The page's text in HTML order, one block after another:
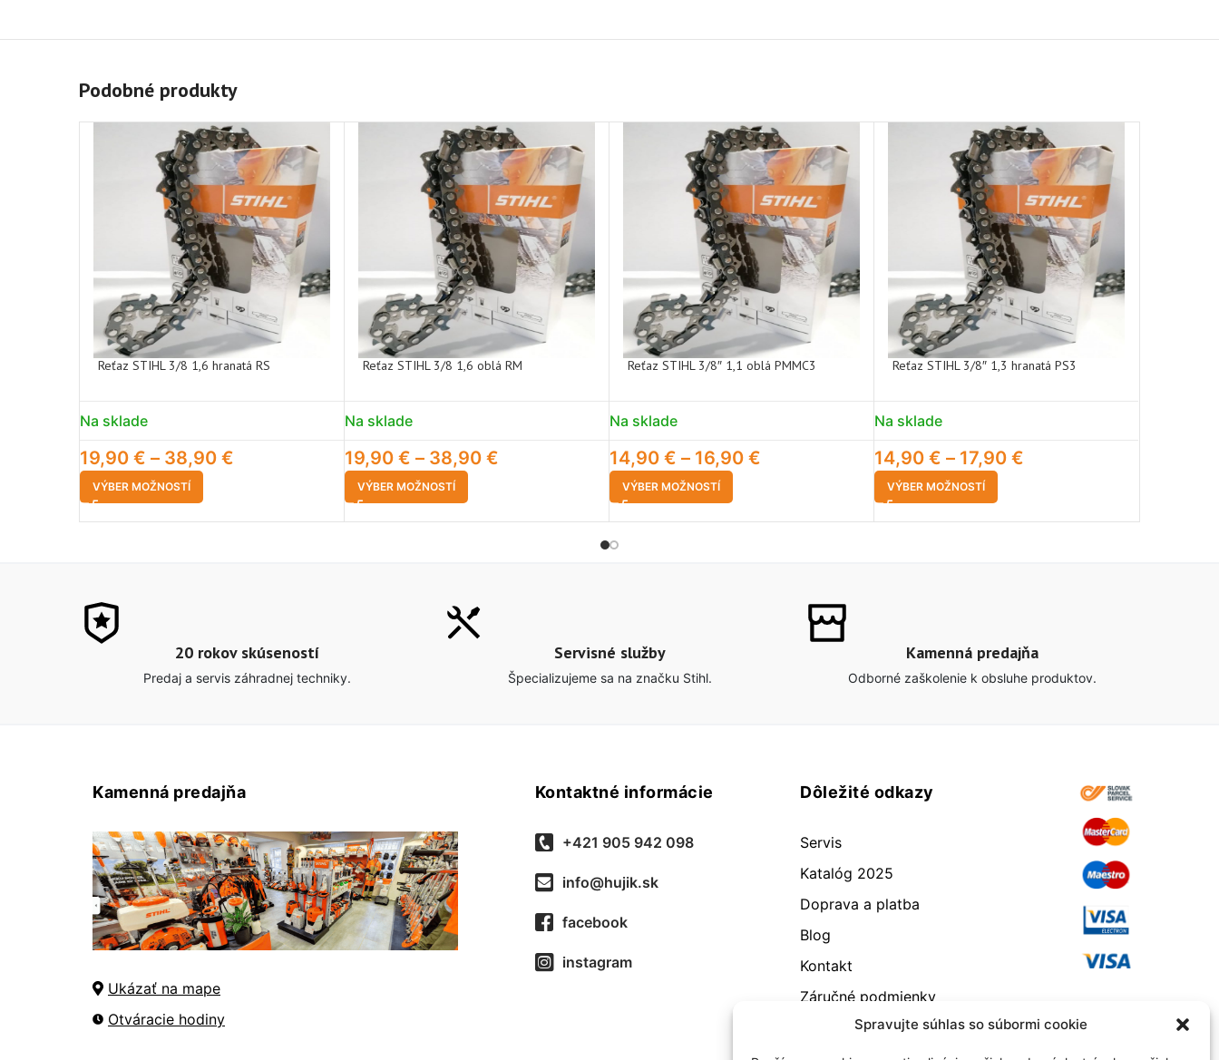
Spravujte súhlas so súbormi cookie
Podobné produkty
Reťaz STIHL 3/8 1,6 hranatá RS
Na sklade
19,90 € – 38,90 €
VÝBER MOŽNOSTÍ
Reťaz STIHL 3/8 1,6 oblá RM
Na sklade
19,90 € – 38,90 €
VÝBER MOŽNOSTÍ
Reťaz STIHL 3/8″ 1,1 oblá PMMC3
Na sklade
14,90 € – 16,90 €
VÝBER MOŽNOSTÍ
Reťaz STIHL 3/8″ 1,3 hranatá PS3
Na sklade
14,90 € – 17,90 €
VÝBER MOŽNOSTÍ
20 rokov skúseností
Predaj a servis záhradnej techniky.
Servisné služby
Špecializujeme sa na značku Stihl.
Kamenná predajňa
Odborné zaškolenie k obsluhe produktov.
Kamenná predajňa
Ukázať na mape
Otváracie hodiny
Kontaktné informácie
+421 905 942 098
info@hujik.sk
facebook
instagram
Dôležité odkazy
Servis
Katalóg 2025
Doprava a platba
Blog
Kontakt
Záručné podmienky
Odstúpenie od zmluvy